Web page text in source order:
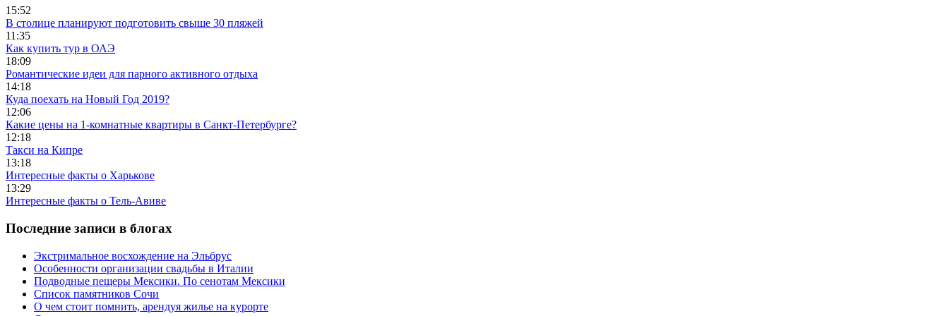
15:52
В столице планируют подготовить свыше 30 пляжей
11:35
Как купить тур в ОАЭ
18:09
Романтические идеи для парного активного отдыха
14:18
Куда поехать на Новый Год 2019?
12:06
Какие цены на 1-комнатные квартиры в Санкт-Петербурге?
12:18
Такси на Кипре
13:18
Интересные факты о Харькове
13:29
Интересные факты о Тель-Авиве
Последние записи в блогах
Экстримальное восхождение на Эльбрус
Особенности организации свадьбы в Италии
Подводные пещеры Мексики. По сенотам Мексики
Список памятников Сочи
О чем стоит помнить, арендуя жилье на курорте